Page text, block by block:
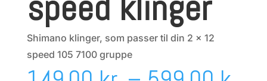
Shimano klinger, som passer til din 2 x 12
speed 105 7100 gruppe